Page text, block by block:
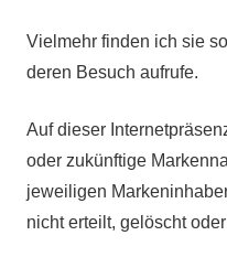
Vielmehr finden ich sie
deren Besuch aufrufe.
Auf dieser
oder zukünftige
jeweiligen
nicht erteilt, gelöscht